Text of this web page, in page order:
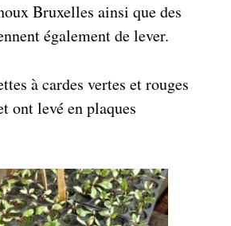
Bruxelles ainsi que des
également de lever.
à cardes vertes et rouges
ont levé en plaques